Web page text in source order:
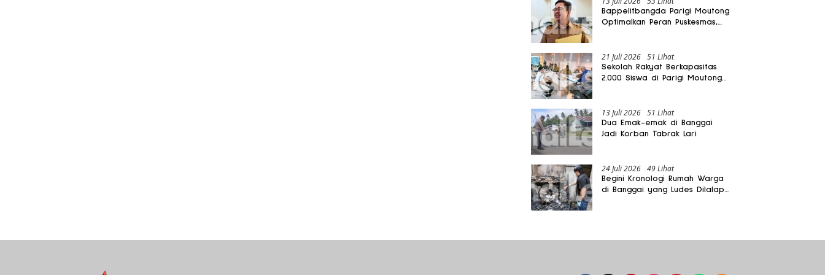
Bappelitbangda Parigi Moutong
Optimalkan Peran Puskesmas,
21 Juli 2026 51 Lihat
Sekolah Rakyat Berkapasitas
2.000 Siswa di Parigi Moutong
13 Juli 2026 51 Lihat
Dua Emak-emak di Banggai
Jadi Korban Tabrak Lari
24 Juli 2026 49 Lihat
Begini Kronologi Rumah Warga
di Banggai yang Ludes Dilalap